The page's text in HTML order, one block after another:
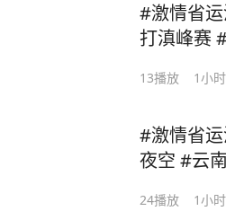
#激情省运滇峰逐梦 热血追梦
打滇峰赛 #云南
13播放 1小
#激情省运滇峰逐梦 追求卓越
夜空 #云南省第十七届运动会 #滇风永巅峰 #湖滨春城山水
24播放 1小